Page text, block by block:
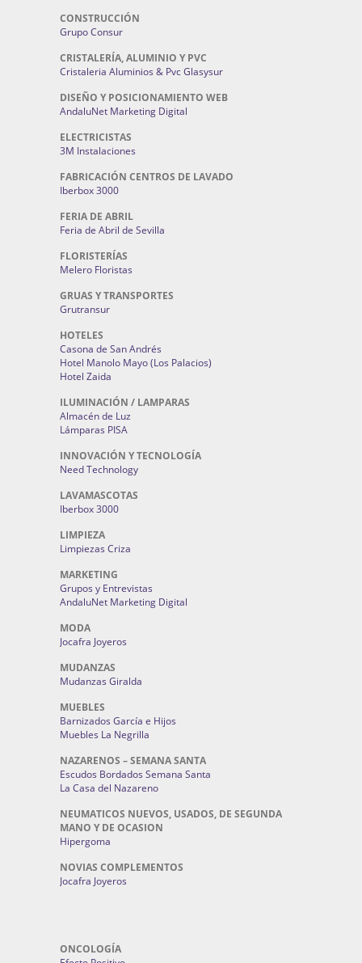
CONSTRUCCIÓN
Grupo Consur
CRISTALERÍA, ALUMINIO Y PVC
Cristaleria Aluminios & Pvc Glasysur
DISEÑO Y POSICIONAMIENTO WEB
AndaluNet Marketing Digital
ELECTRICISTAS
3M Instalaciones
FABRICACIÓN CENTROS DE LAVADO
Iberbox 3000
FERIA DE ABRIL
Feria de Abril de Sevilla
FLORISTERÍAS
Melero Floristas
GRUAS Y TRANSPORTES
Grutransur
HOTELES
Casona de San Andrés
Hotel Manolo Mayo (Los Palacios)
Hotel Zaida
ILUMINACIÓN / LAMPARAS
Almacén de Luz
Lámparas PISA
INNOVACIÓN Y TECNOLOGÍA
Need Technology
LAVAMASCOTAS
Iberbox 3000
LIMPIEZA
Limpiezas Criza
MARKETING
Grupos y Entrevistas
AndaluNet Marketing Digital
MODA
Jocafra Joyeros
MUDANZAS
Mudanzas Giralda
MUEBLES
Barnizados García e Hijos
Muebles La Negrilla
NAZARENOS – SEMANA SANTA
Escudos Bordados Semana Santa
La Casa del Nazareno
NEUMATICOS NUEVOS, USADOS, DE SEGUNDA
MANO Y DE OCASION
Hipergoma
NOVIAS COMPLEMENTOS
Jocafra Joyeros
ONCOLOGÍA